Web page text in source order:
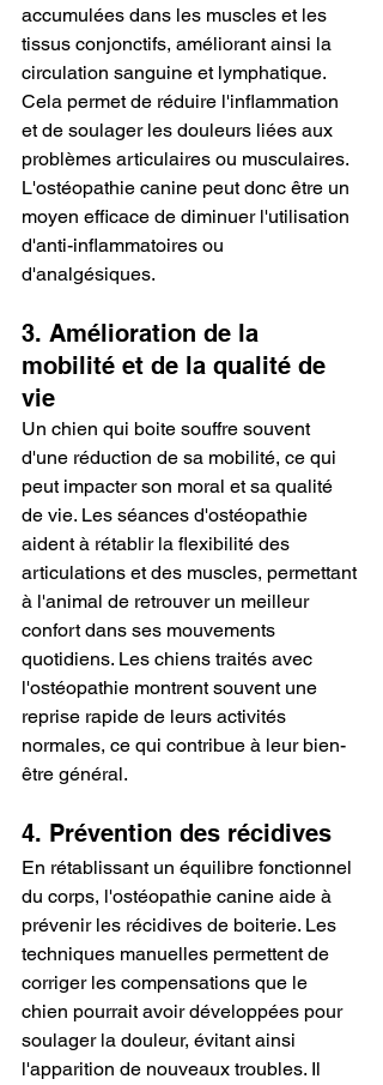
accumulées dans les muscles et les
tissus conjonctifs, améliorant ainsi la
circulation sanguine et lymphatique.
Cela permet de réduire l'inflammation
et de soulager les douleurs liées aux
problèmes articulaires ou musculaires.
L'ostéopathie canine peut donc être un
moyen efficace de diminuer l'utilisation
d'anti-inflammatoires ou
d'analgésiques.
3. Amélioration de la
mobilité et de la qualité de
vie
Un chien qui boite souffre souvent
d'une réduction de sa mobilité, ce qui
peut impacter son moral et sa qualité
de vie. Les séances d'ostéopathie
aident à rétablir la flexibilité des
articulations et des muscles, permettant
à l'animal de retrouver un meilleur
confort dans ses mouvements
quotidiens. Les chiens traités avec
l'ostéopathie montrent souvent une
reprise rapide de leurs activités
normales, ce qui contribue à leur bien-
être général.
4. Prévention des récidives
En rétablissant un équilibre fonctionnel
du corps, l'ostéopathie canine aide à
prévenir les récidives de boiterie. Les
techniques manuelles permettent de
corriger les compensations que le
chien pourrait avoir développées pour
soulager la douleur, évitant ainsi
l'apparition de nouveaux troubles. Il